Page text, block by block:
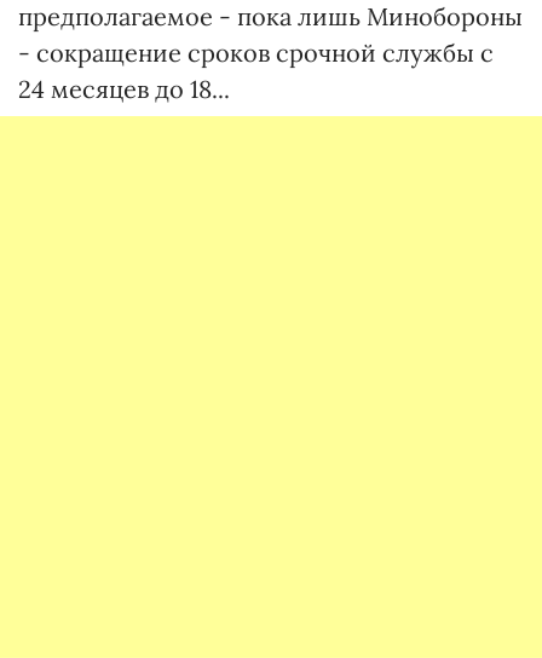
предполагаемое - пока лишь Минобороны
- сокращение сроков срочной службы с
24 месяцев до 18...